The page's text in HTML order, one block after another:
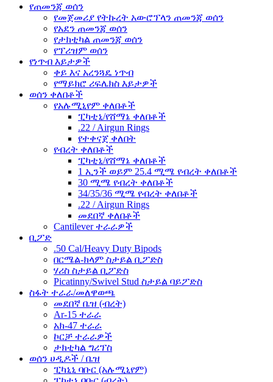
የጠመንጃ ወሰን
የመጀመሪያ የትኩረት አውሮፕላን ጠመንጃ ወሰን
የአደን ጠመንጃ ወሰን
የታክቲካል ጠመንጃ ወሰን
የፕሪዝም ወሰን
የነጥብ እይታዎች
ቀይ እና አረንጓዴ ነጥብ
የማይክሮ ሪፍሌክስ እይታዎች
ወሰን ቀለበቶች
የአሉሚኒየም ቀለበቶች
ፒካቲኒ/የሸማኔ ቀለበቶች
.22 / Airgun Rings
የተቀናጀ ቀለበት
የብረት ቀለበቶች
ፒካቲኒ/የሸማኔ ቀለበቶች
1 ኢንች ወይም 25.4 ሚሜ የብረት ቀለበቶች
30 ሚሜ የብረት ቀለበቶች
34/35/36 ሚሜ የብረት ቀለበቶች
.22 / Airgun Rings
መደበኛ ቀለበቶች
Cantilever ተራራዎች
ቢፖድ
.50 Cal/Heavy Duty Bipods
በርሜል-ክላም ስታይል ቢፖድስ
ሃሪስ ስታይል ቢፖድስ
Picatinny/Swivel Stud ስታይል ባይፖድስ
ስፋት ተራራ/መለዋወጫ
መደበኛ ቤዝ (ብረት)
Ar-15 ተራራ
አክ-47 ተራራ
ኮርቻ ተራራዎች
ታክቲካል ግሪፕስ
ወሰን ሀዲዶች / ቤዝ
ፒካኒኒ ባቡር (አሉሚኒየም)